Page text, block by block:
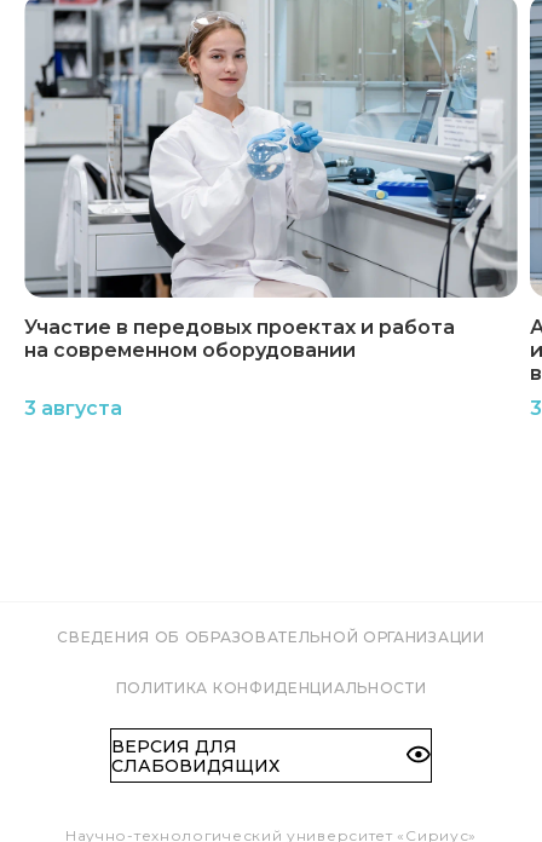
Участие в передовых проектах и работа
на современном оборудовании
3 августа
СВЕДЕНИЯ ОБ ОБРАЗОВАТЕЛЬНОЙ ОРГАНИЗАЦИИ
ПОЛИТИКА КОНФИДЕНЦИАЛЬНОСТИ
ВЕРСИЯ ДЛЯ
СЛАБОВИДЯЩИХ
Научно-технологический университет «Сириус»